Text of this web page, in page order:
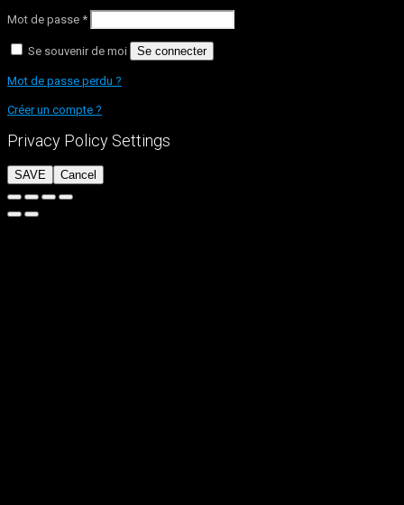
Mot de passe *
Se souvenir de moi Se connecter
Mot de passe perdu ?
Créer un compte ?
Privacy Policy Settings
SAVE Cancel